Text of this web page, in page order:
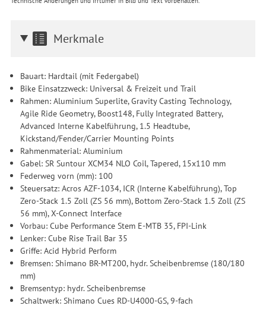
Merkmale
Bauart: Hardtail (mit Federgabel)
Bike Einsatzzweck: Universal & Freizeit und Trail
Rahmen: Aluminium Superlite, Gravity Casting Technology,
Agile Ride Geometry, Boost148, Fully Integrated Battery,
Advanced Interne Kabelführung, 1.5 Headtube,
Kickstand/Fender/Carrier Mounting Points
Rahmenmaterial: Aluminium
Gabel: SR Suntour XCM34 NLO Coil, Tapered, 15x110 mm
Federweg vorn (mm): 100
Steuersatz: Acros AZF-1034, ICR (Interne Kabelführung), Top
Zero-Stack 1.5 Zoll (ZS 56 mm), Bottom Zero-Stack 1.5 Zoll (ZS
56 mm), X-Connect Interface
Vorbau: Cube Performance Stem E-MTB 35, FPI-Link
Lenker: Cube Rise Trail Bar 35
Griffe: Acid Hybrid Perform
Bremsen: Shimano BR-MT200, hydr. Scheibenbremse (180/180
mm)
Bremsentyp: hydr. Scheibenbremse
Schaltwerk: Shimano Cues RD-U4000-GS, 9-fach